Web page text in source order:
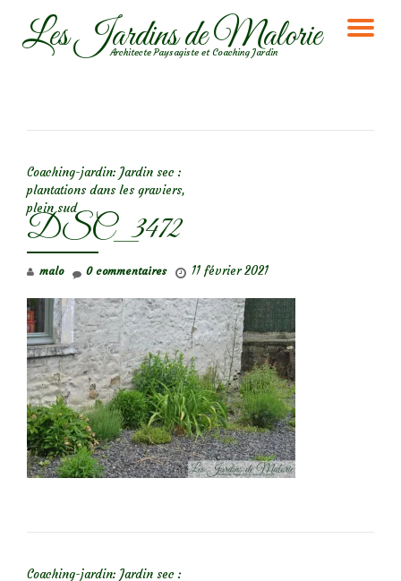
AllerLes Jardins de Malorie
Architecte Paysagiste et Coaching Jardin
Coaching-jardin: Jardin sec :
plantations dans les graviers,
plein sud
DSC_3472
malo 11 février 2021
0 commentaires
Coaching-jardin: Jardin sec :